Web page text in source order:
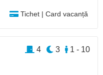
Tichet | Card vacanță
1 - 10
3
4